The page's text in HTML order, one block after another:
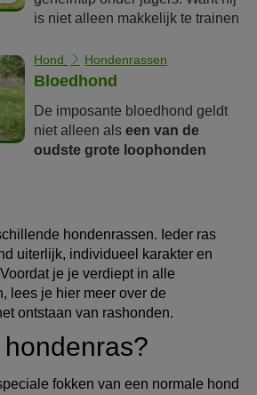
in dit rasportret.
is niet alleen makkelijk te trainen
veelzijdige metgezel voor de
jacht en hondensport met veel
de Magyar Vizsla ook geschikt
voor niet-jagers? Lees meer over
de Hongaarse pointer en zijn
Hond Hondenrassen
Bloedhond
De imposante bloedhond geldt
niet alleen als een van de
oudste grote loophonden
kan deze majestueuze hond nog
volgen. In de omgang met
mensen toont deze Belg zich
zeervriendelijk, maar ook
behoorlijk eigenzinnig
hondenrassen. Ieder ras
uiterlijk, individueel karakter en
je je verdiept in alle
lees je hier meer over de
ontstaan van rashonden.
fokken van een normale hond